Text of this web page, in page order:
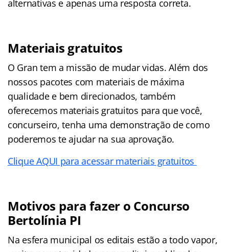
alternativas e apenas uma resposta correta.
Materiais gratuitos
O Gran tem a missão de mudar vidas. Além dos
nossos pacotes com materiais de máxima
qualidade e bem direcionados, também
oferecemos materiais gratuitos para que você,
concurseiro, tenha uma demonstração de como
poderemos te ajudar na sua aprovação.
Clique AQUI para acessar materiais gratuitos
Motivos para fazer o Concurso
Bertolínia PI
Na esfera municipal os editais estão a todo vapor,